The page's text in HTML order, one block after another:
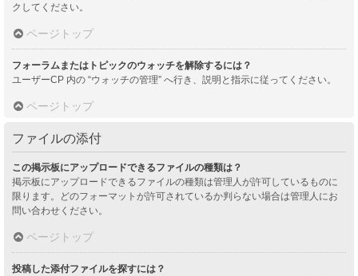
クしてください。
ページトップ
フォーラムまたはトピックのウォッチを解除するには？
ユーザーCP 内の “ウォッチの管理” へ行き、説明と指示に従ってください。
ページトップ
ファイルの添付
この掲示板にアップロードできるファイルの種類は？
掲示板にアップロードできるファイルの種類は管理人が許可しているものに
限ります。どのフォーマットが許可されているか判らない場合は管理人にお
問い合わせください。
ページトップ
投稿した添付ファイルを探すには？